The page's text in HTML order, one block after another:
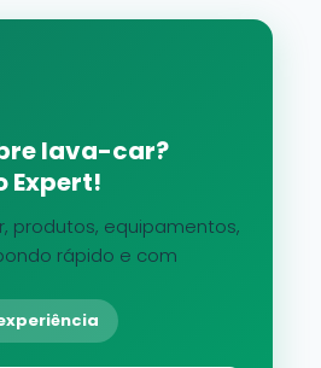
lava-car?
Expert!
produtos, equipamentos,
rápido e com